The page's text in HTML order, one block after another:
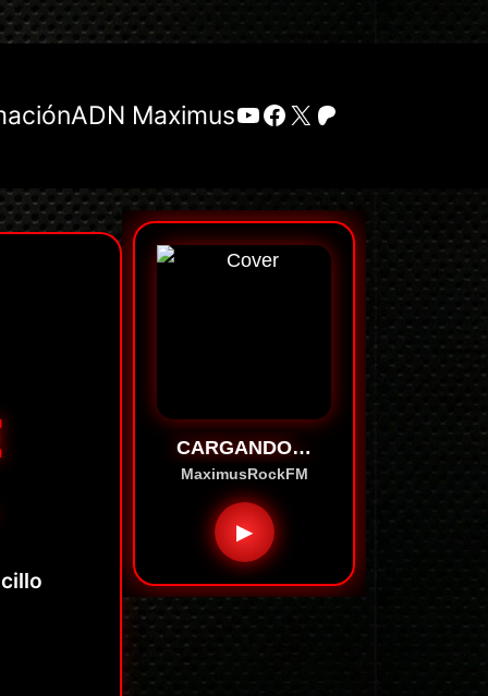
ADN MaximusYouTube
Facebook
X Patreon
CARGANDO…
MaximusRockFM
▶